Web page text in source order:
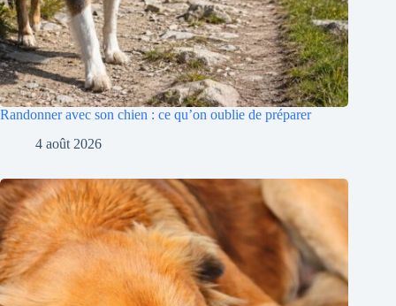
Randonner avec son chien : ce qu’on oublie de préparer
4 août 2026